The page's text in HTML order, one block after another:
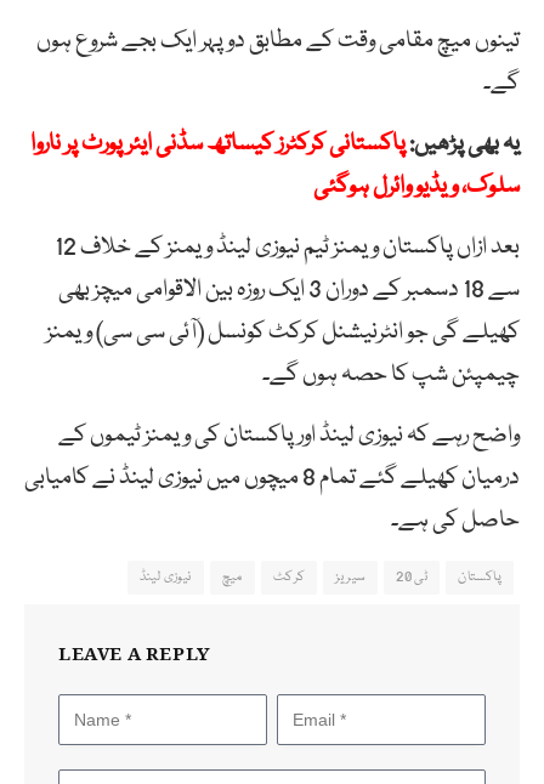
تینوں میچ مقامی وقت کے مطابق دوپہر ایک بجے شروع ہوں
گے۔
یہ بھی پڑھیں:پاکستانی کرکٹرز کیساتھ سڈنی ایئرپورٹ پر ناروا
سلوک، ویڈیو وائرل ہوگئی
بعد ازاں پاکستان ویمنز ٹیم نیوزی لینڈ ویمنز کے خلاف 12
سے 18 دسمبر کے دوران 3 ایک روزہ بین الاقوامی میچز بھی
کھیلے گی جو انٹرنیشنل کرکٹ کونسل (آئی سی سی) ویمنز
چیمپئن شپ کا حصہ ہوں گے۔
واضح رہے کہ نیوزی لینڈ اور پاکستان کی ویمنز ٹیموں کے
درمیان کھیلے گئے تمام 8 میچوں میں نیوزی لینڈ نے کامیابی
حاصل کی ہے۔
پاکستان ٹی 20 سیریز کرکٹ میچ نیوزی لینڈ
LEAVE A REPLY